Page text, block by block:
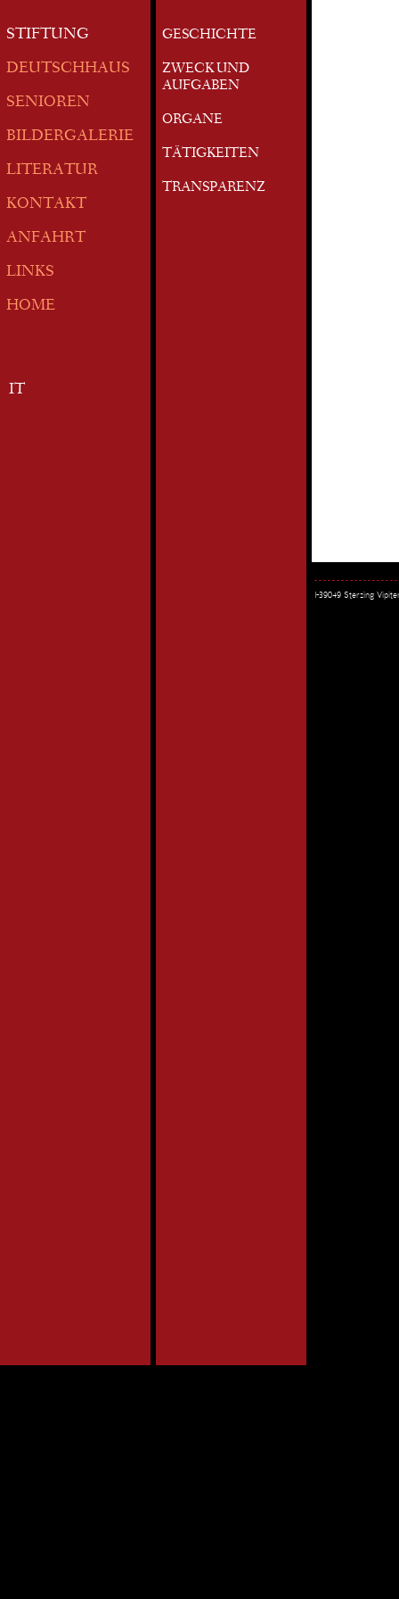
STIFTUNG
DEUTSCHHAUS
SENIOREN
BILDERGALERIE
LITERATUR
KONTAKT
ANFAHRT
LINKS
HOME
IT
GESCHICHTE
ZWECK UND
AUFGABEN
ORGANE
TÄTIGKEITEN
TRANSPARENZ
I-39049 Sterzing